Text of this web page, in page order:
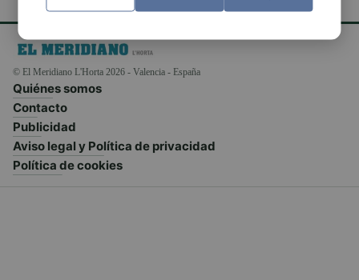
© El Meridiano L'Horta 2026 - Valencia - España
Quiénes somos
Contacto
Publicidad
Aviso legal y Política de privacidad
Política de cookies